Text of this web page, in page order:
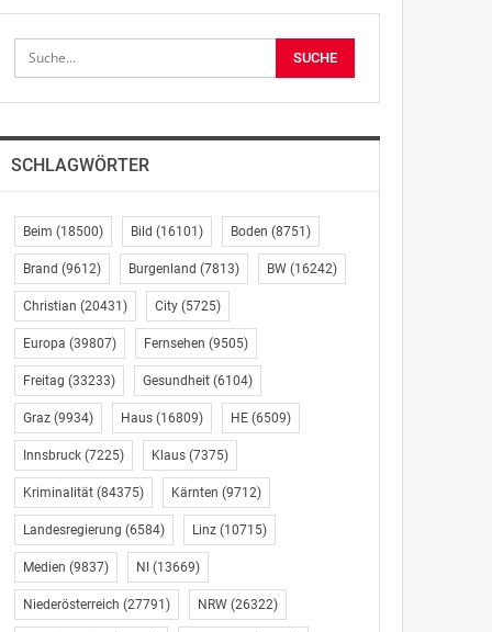
SCHLAGWÖRTER
Beim (18500) Bild (16101) Boden (8751)
Brand (9612) Burgenland (7813) BW(16242)
Christian (20431) City(5725)
Europa (39807) Fernsehen (9505)
Freitag (33233) Gesundheit(6104)
Graz(9934) Haus(16809) HE(6509)
Innsbruck(7225) Klaus(7375)
Kriminalität(84375) Kärnten (9712)
Landesregierung (6584) Linz(10715)
Medien (9837) NI (13669)
Niederösterreich (27791) NRW(26322)